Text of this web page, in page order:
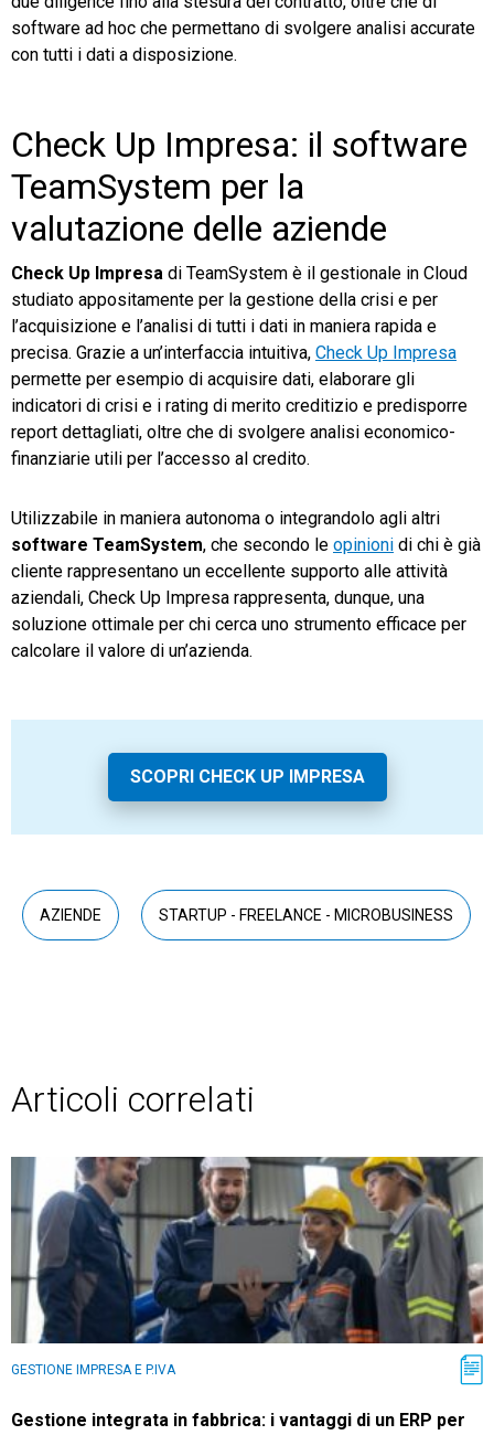
software ad hoc che permettano di svolgere analisi accurate
con tutti i dati a disposizione.
Check Up Impresa: il software
TeamSystem per la
valutazione delle aziende
Check Up Impresa di TeamSystem è il gestionale in Cloud
studiato appositamente per la gestione della crisi e per
l’acquisizione e l’analisi di tutti i dati in maniera rapida e
precisa. Grazie a un’interfaccia intuitiva, Check Up Impresa
permette per esempio di acquisire dati, elaborare gli
indicatori di crisi e i rating di merito creditizio e predisporre
report dettagliati, oltre che di svolgere analisi economico-
finanziarie utili per l’accesso al credito.
Utilizzabile in maniera autonoma o integrandolo agli altri
software TeamSystem, che secondo le opinioni di chi è già
cliente rappresentano un eccellente supporto alle attività
aziendali, Check Up Impresa rappresenta, dunque, una
soluzione ottimale per chi cerca uno strumento efficace per
calcolare il valore di un’azienda.
SCOPRI CHECK UP IMPRESA
AZIENDE STARTUP - FREELANCE - MICROBUSINESS
Articoli correlati
GESTIONE IMPRESA E P.IVA
Gestione integrata in fabbrica: i vantaggi di un ERP per